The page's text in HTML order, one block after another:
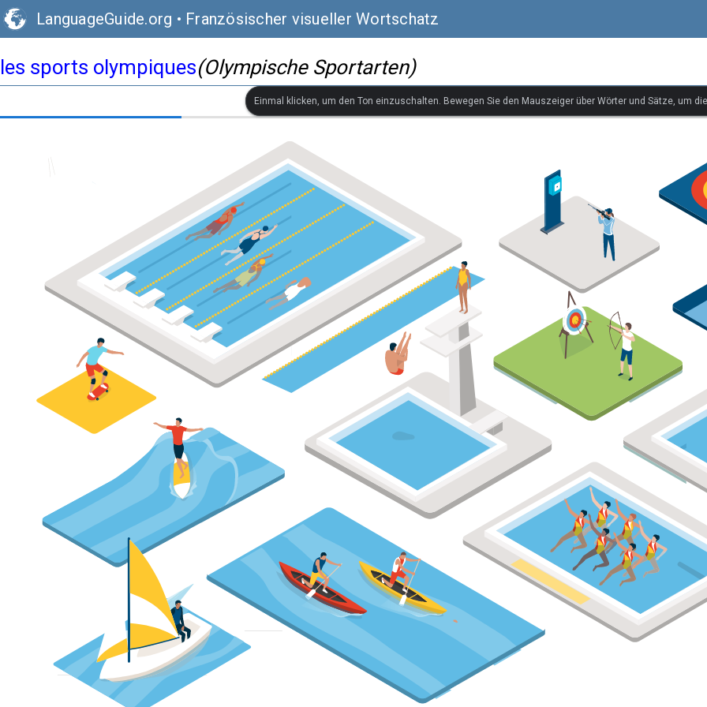
LanguageGuide.org • Französischer visueller Wortschatz
les sports olympiques(Olympische Sportarten)
Einmal klicken, um den Ton einzuschalten. Bewegen Sie den Mauszeiger über Wörter und Sätze, um